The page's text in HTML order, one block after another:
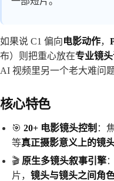
如果说 C1 偏向电影动作，
布）则把重心放在专业镜
AI 视频里另一个老大难问题
核心特色
🎯 20+ 电影镜头控制 ：
等真正摄影意义上的镜
🎬 原生多镜头叙事引擎
片， 镜头与镜头之间角